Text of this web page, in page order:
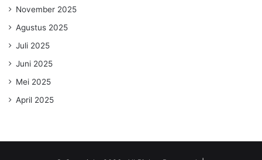
November 2025
Agustus 2025
Juli 2025
Juni 2025
Mei 2025
April 2025